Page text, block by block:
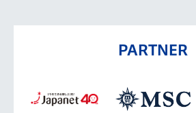
PARTNER